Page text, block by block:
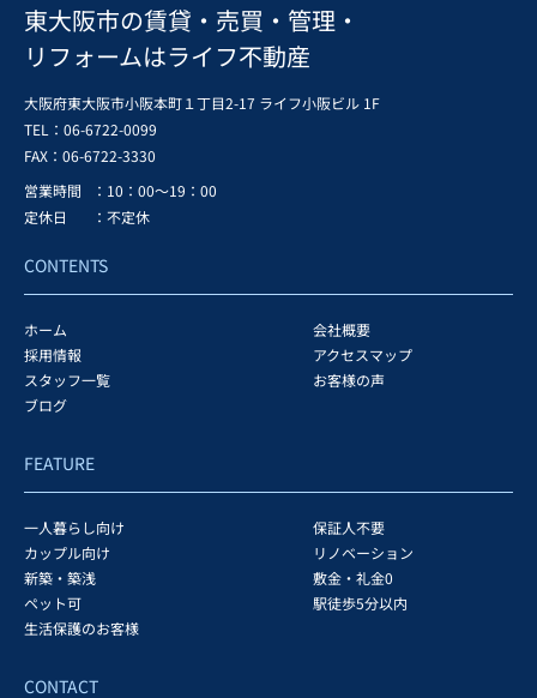
東大阪市の賃貸・売買・管理・
リフォームはライフ不動産
大阪府東大阪市小阪本町１丁目2-17 ライフ小阪ビル 1F
TEL：06-6722-0099
FAX： 06-6722-3330
営業時間
：10：00～19：00
定休日
：不定休
CONTENTS
ホーム
会社概要
採用情報
アクセスマップ
スタッフ一覧
お客様の声
ブログ
FEATURE
一人暮らし向け
保証人不要
カップル向け
リノベーション
新築・築浅
敷金・礼金0
ペット可
駅徒歩5分以内
生活保護のお客様
CONTACT